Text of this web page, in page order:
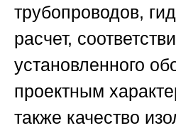
трубопроводов,
расчет,
установленного
проектным
также качество